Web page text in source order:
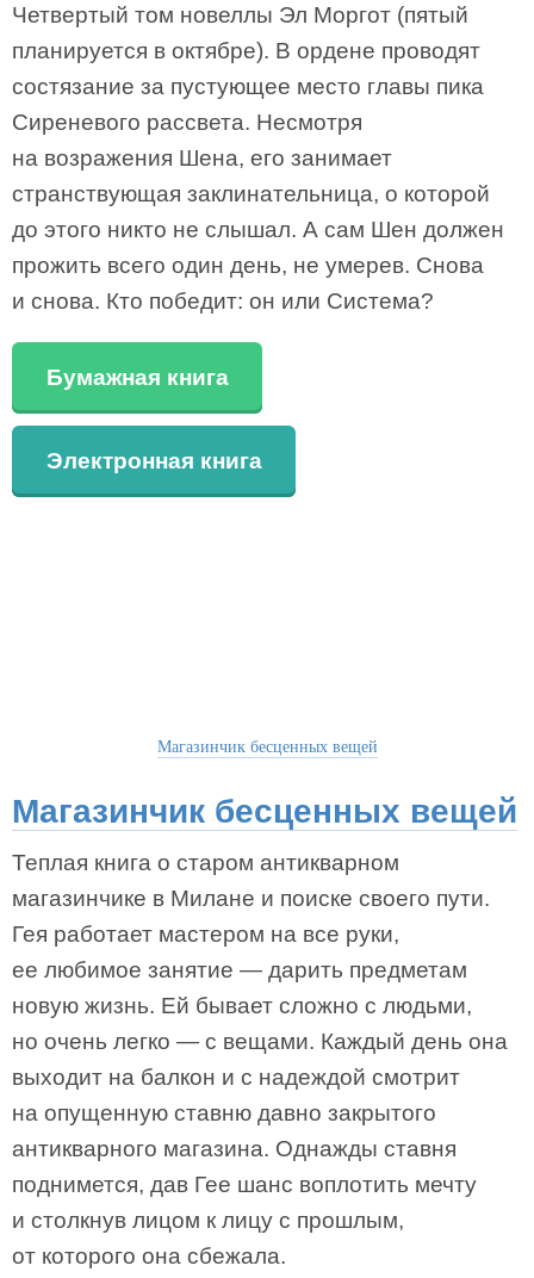
Четвертый том новеллы Эл Моргот (пятый
планируется в октябре). В ордене проводят
состязание за пустующее место главы пика
Сиреневого рассвета. Несмотря
на возражения Шена, его занимает
странствующая заклинательница, о которой
до этого никто не слышал. А сам Шен должен
прожить всего один день, не умерев. Снова
и снова. Кто победит: он или Система?
Бумажная книга
Электронная книга
Магазинчик бесценных вещей
Магазинчик бесценных вещей
Теплая книга о старом антикварном
магазинчике в Милане и поиске своего пути.
Гея работает мастером на все руки,
ее любимое занятие — дарить предметам
новую жизнь. Ей бывает сложно с людьми,
но очень легко — с вещами. Каждый день она
выходит на балкон и с надеждой смотрит
на опущенную ставню давно закрытого
антикварного магазина. Однажды ставня
поднимется, дав Гее шанс воплотить мечту
и столкнув лицом к лицу с прошлым,
от которого она сбежала.